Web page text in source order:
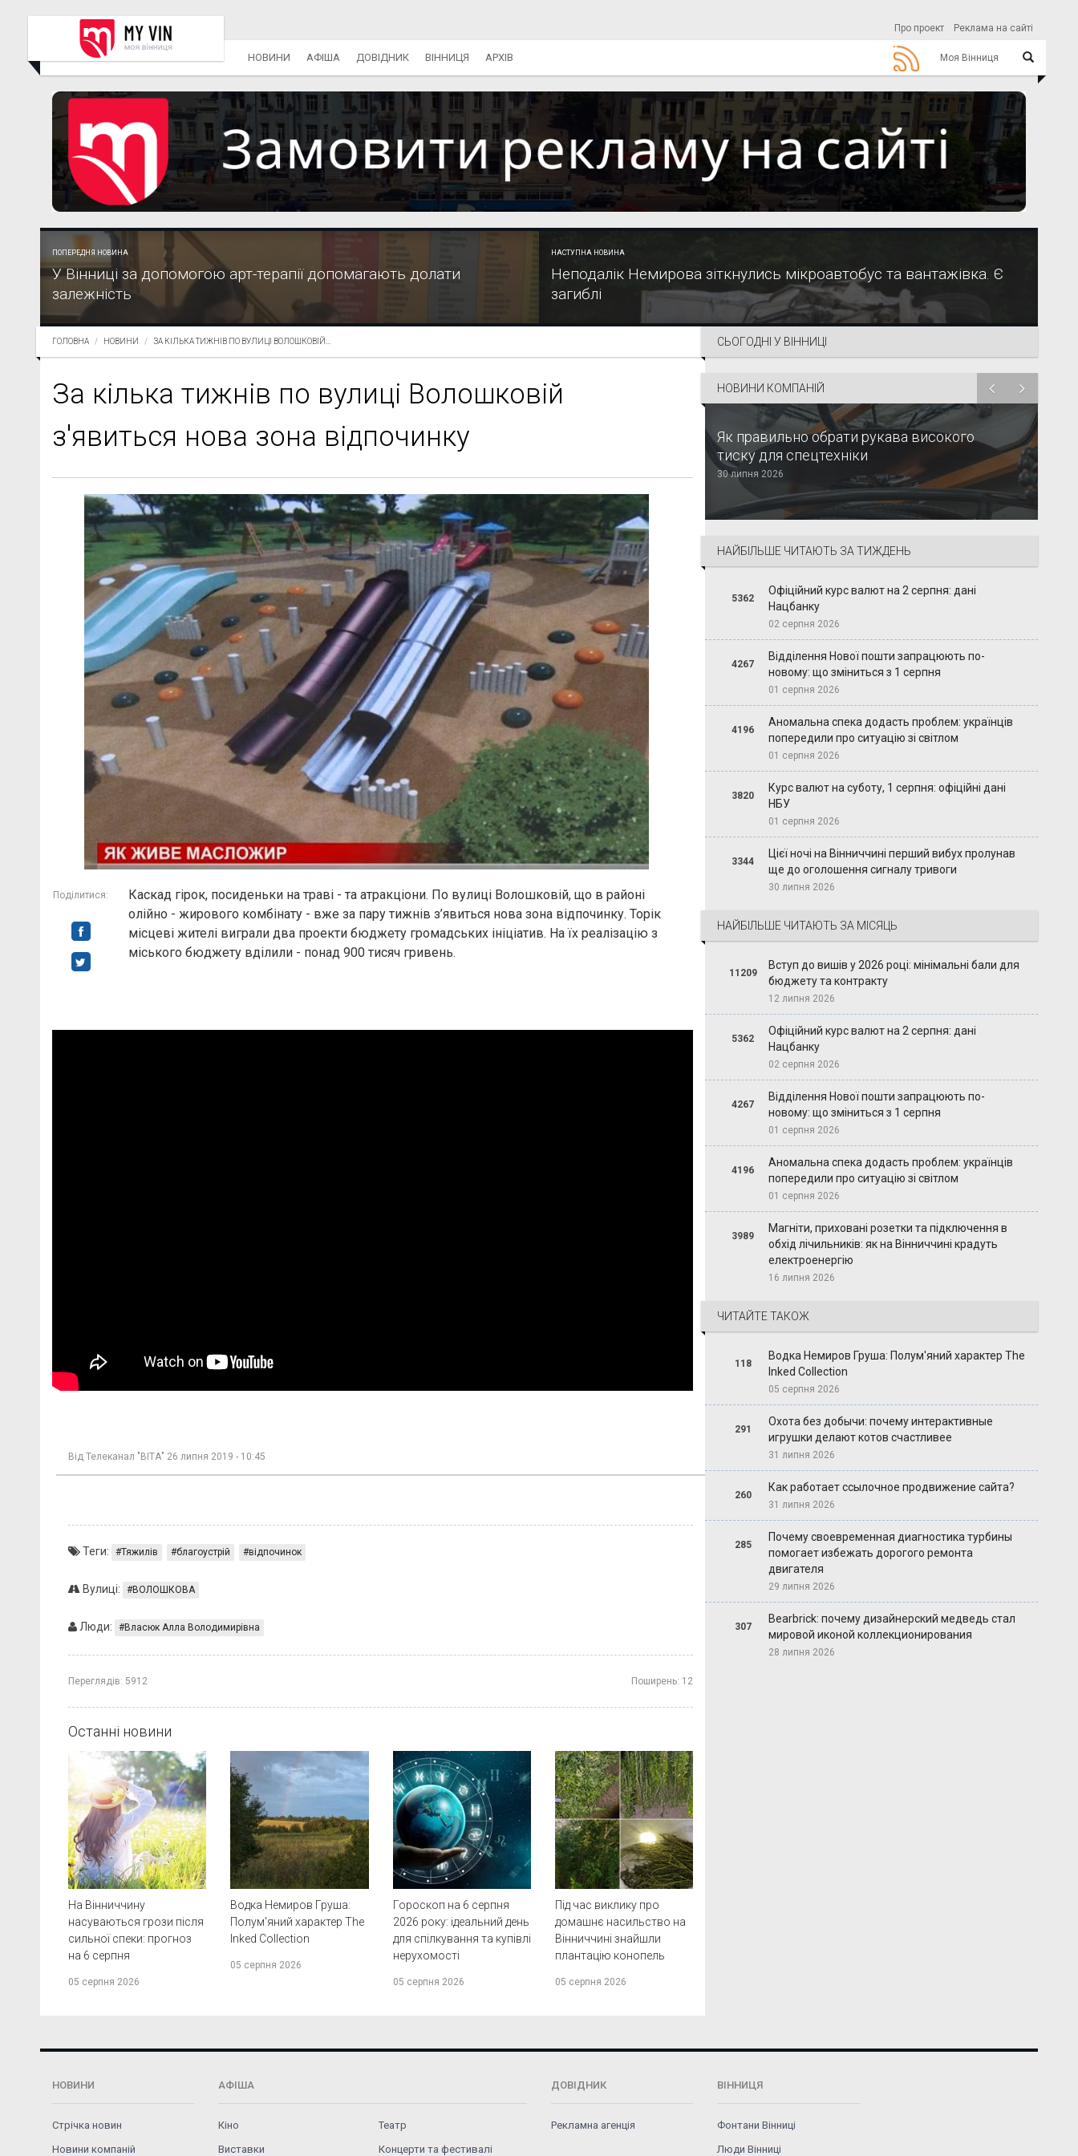
Про проект Реклама на сайті
Моя Вінниця
НОВИНИ АФІША ДОВІДНИК ВІННИЦЯ АРХІВ
ПОПЕРЕДНЯ НОВИНА
У Вінниці за допомогою арт-терапії допомагають долати
залежність
НАСТУПНА НОВИНА
Неподалік Немирова зіткнулись мікроавтобус та вантажівка. Є
загиблі
ГОЛОВНА НОВИНИ ЗА КІЛЬКА ТИЖНІВ ПО ВУЛИЦІ ВОЛОШКОВІЙ...
За кілька тижнів по вулиці Волошковій
з'явиться нова зона відпочинку
Поділитися:
Каскад гірок, посиденьки на траві - та атракціони. По вулиці Волошковій, що в районі
олійно - жирового комбінату - вже за пару тижнів з’явиться нова зона відпочинку. Торік
місцеві жителі виграли два проекти бюджету громадських ініціатив. На їх реалізацію з
міського бюджету вділили - понад 900 тисяч гривень.
Від Телеканал "ВІТА" 26 липня 2019 - 10:45
Теги: Тяжилів благоустрій відпочинок
Вулиці: ВОЛОШКОВА
Люди: Власюк Алла Володимирівна
Переглядів: 5912 Поширень: 12
Останні новини
На Вінниччину
насуваються грози після
сильної спеки: прогноз
на 6 серпня
05 серпня 2026
Водка Немиров Груша:
Полум'яний характер The
Inked Collection
05 серпня 2026
Гороскоп на 6 серпня
2026 року: ідеальний день
для спілкування та купівлі
нерухомості
05 серпня 2026
Під час виклику про
домашнє насильство на
Вінниччині знайшли
плантацію конопель
05 серпня 2026
СЬОГОДНІ У ВІННИЦІ
НОВИНИ КОМПАНІЙ
Як правильно обрати рукава високого
тиску для спецтехніки
30 липня 2026
НАЙБІЛЬШЕ ЧИТАЮТЬ ЗА ТИЖДЕНЬ
5362
Офіційний курс валют на 2 серпня: дані
Нацбанку
02 серпня 2026
4267
Відділення Нової пошти запрацюють по-
новому: що зміниться з 1 серпня
01 серпня 2026
4196
Аномальна спека додасть проблем: українців
попередили про ситуацію зі світлом
01 серпня 2026
3820
Курс валют на суботу, 1 серпня: офіційні дані
НБУ
01 серпня 2026
3344
Цієї ночі на Вінниччині перший вибух пролунав
ще до оголошення сигналу тривоги
30 липня 2026
НАЙБІЛЬШЕ ЧИТАЮТЬ ЗА МІСЯЦЬ
11209
Вступ до вишів у 2026 році: мінімальні бали для
бюджету та контракту
12 липня 2026
5362
Офіційний курс валют на 2 серпня: дані
Нацбанку
02 серпня 2026
4267
Відділення Нової пошти запрацюють по-
новому: що зміниться з 1 серпня
01 серпня 2026
4196
Аномальна спека додасть проблем: українців
попередили про ситуацію зі світлом
01 серпня 2026
3989
Магніти, приховані розетки та підключення в
обхід лічильників: як на Вінниччині крадуть
електроенергію
16 липня 2026
ЧИТАЙТЕ ТАКОЖ
118
Водка Немиров Груша: Полум'яний характер The
Inked Collection
05 серпня 2026
291
Охота без добычи: почему интерактивные
игрушки делают котов счастливее
31 липня 2026
260
Как работает ссылочное продвижение сайта?
31 липня 2026
285
Почему своевременная диагностика турбины
помогает избежать дорогого ремонта
двигателя
29 липня 2026
307
Bearbrick: почему дизайнерский медведь стал
мировой иконой коллекционирования
28 липня 2026
НОВИНИ
Стрічка новин
Новини компаній
АФІША
Кіно
Театр
Виставки
Концерти та фестивалі
ДОВІДНИК
Рекламна агенція
ВІННИЦЯ
Фонтани Вінниці
Люди Вінниці